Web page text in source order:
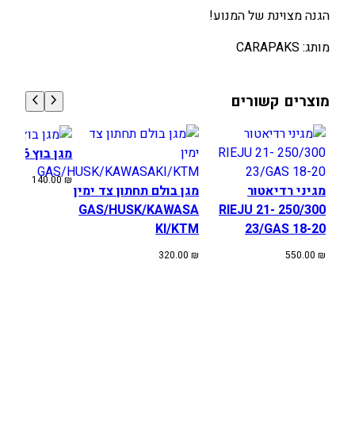
5
0
R
הגנה מצוינת של המנוע!
מותג: CARAPAKS
מוצרים קשורים
מגיני רדיאטור
250/300 RIEJU 21-
23/GAS 18-20
550.00 ₪
מגן בולם תחתון צד ימין
GAS/HUSK/KAWASA
KI/KTM
320.00₪
מגן בוץ KTM 08-16
140.00₪